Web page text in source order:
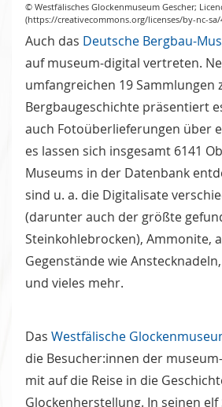
© Westfälisches Glockenmuseum Gescher;
(https://creativecommons.org/licenses/by-nc-sa/
Auch das Deutsche Bergbau-
auf museum-digital vertreten.
umfangreichen 19 Sammlungen
Bergbaugeschichte präsentiert
auch Fotoüberlieferungen über
es lassen sich insgesamt 6141
Museums in der Datenbank
sind u. a. die Digitalisate
(darunter auch der größte
Steinkohlebrocken), Ammonite,
Gegenstände wie
und vieles mehr.
Das Westfälische
die Besucher:innen der
mit auf die Reise in die
Glockenherstellung. In seinen